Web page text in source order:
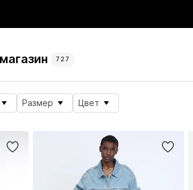
727
Размер Цвет